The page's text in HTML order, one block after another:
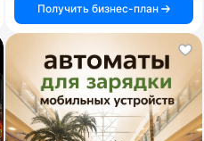
Получить бизнес-план